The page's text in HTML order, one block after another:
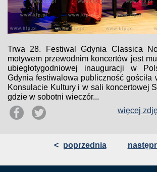
Trwa 28. Festiwal Gdynia Classica
motywem przewodnim koncertów jest
ubiegłotygodniowej inauguracji w
Gdynia festiwalowa publiczność gościła
Konsulacie Kultury i w sali koncertowej
gdzie w sobotni wieczór...
więcej
< poprzednia